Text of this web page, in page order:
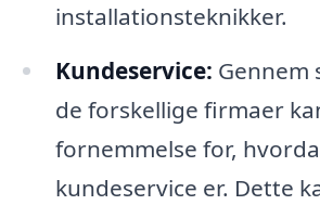
installationsteknikker.
Kundeservice: Gennem
de forskellige firmaer
fornemmelse for,
kundeservice er. Dette